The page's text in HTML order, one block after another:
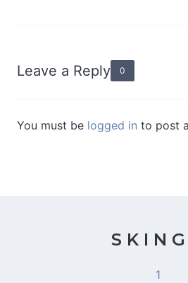
Leave a Reply 0
You must be logged in to post
S K I N
1